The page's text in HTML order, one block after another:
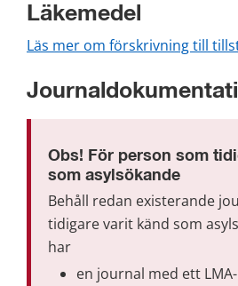
Läkemedel
Läs mer om förskrivning till
Obs! För person som
som asylsökande
Behåll redan existerande
tidigare varit känd som
har
en journal med ett